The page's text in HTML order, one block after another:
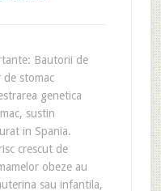
Bautorii de
de stomac
genetica
sustin
in Spania.
crescut de
obeze au
sau infantila,